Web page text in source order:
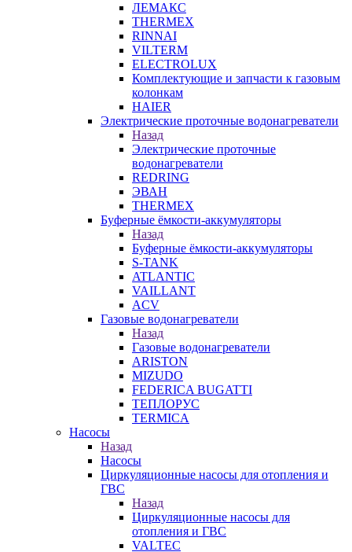
ЛЕМАКС
THERMEX
RINNAI
VILTERM
ELECTROLUX
Комплектующие и запчасти к газовым
колонкам
HAIER
Электрические проточные водонагреватели
Назад
Электрические проточные
водонагреватели
REDRING
ЭВАН
THERMEX
Буферные ёмкости-аккумуляторы
Назад
Буферные ёмкости-аккумуляторы
S-TANK
ATLANTIC
VAILLANT
ACV
Газовые водонагреватели
Назад
Газовые водонагреватели
ARISTON
MIZUDO
FEDERICA BUGATTI
ТЕПЛОРУС
TERMICA
Насосы
Назад
Насосы
Циркуляционные насосы для отопления и
ГВС
Назад
Циркуляционные насосы для
отопления и ГВС
VALTEC